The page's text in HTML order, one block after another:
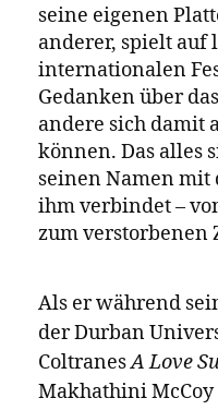
Nduduzo
Segen eines
gebraucht, um
machen und
südafrikanischen
gründete vor
seiner Frau
unabhängiges
Entertainment.